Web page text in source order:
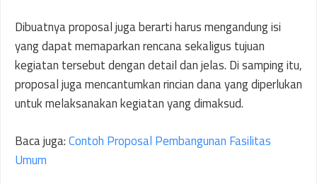
Dibuatnya proposal juga berarti harus mengandung isi
yang dapat memaparkan rencana sekaligus tujuan
kegiatan tersebut dengan detail dan jelas. Di samping itu,
proposal juga mencantumkan rincian dana yang diperlukan
untuk melaksanakan kegiatan yang dimaksud.
Baca juga:Contoh Proposal Pembangunan Fasilitas
Umum